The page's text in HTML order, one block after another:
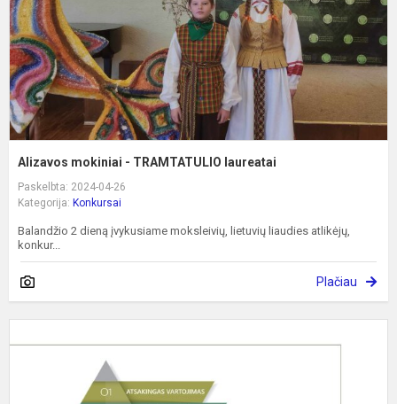
Alizavos mokiniai - TRAMTATULIO laureatai
Paskelbta: 2024-04-26
Kategorija: Konkursai
Balandžio 2 dieną įvykusiame moksleivių, lietuvių liaudies atlikėjų,
konkur...
Plačiau